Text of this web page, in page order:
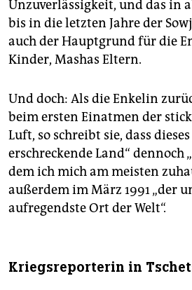
Unzuverlässigkeit, und das in
bis in die letzten Jahre der
auch der Hauptgrund für die
Kinder, Mashas Eltern.
Und doch: Als die Enkelin
beim ersten Einatmen der
Luft, so schreibt sie, dass
erschreckende Land“ dennoch
dem ich mich am meisten
außerdem im März 1991 „der
aufregendste Ort der Welt“.
Kriegsreporterin in